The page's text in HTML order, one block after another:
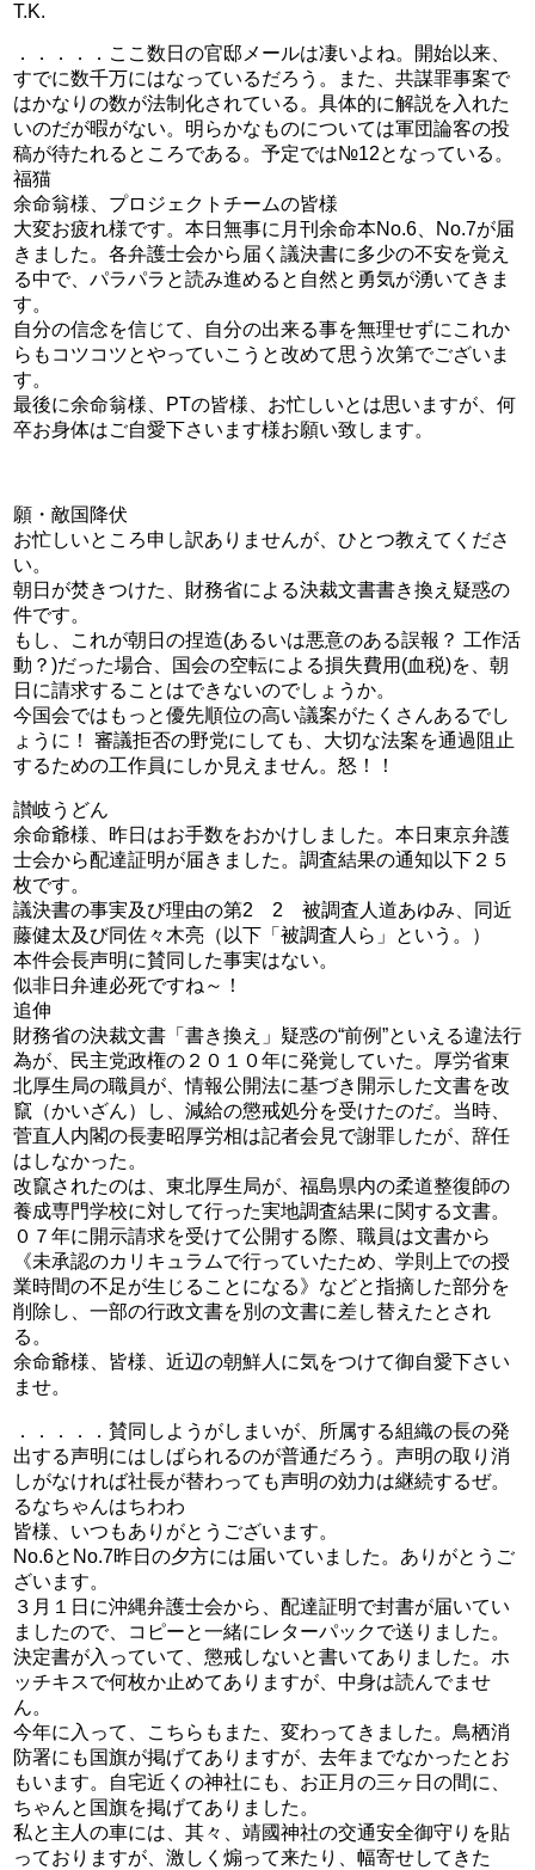
T.K.
．．．．．ここ数日の官邸メールは凄いよね。開始以来、
すでに数千万にはなっているだろう。また、共謀罪事案で
はかなりの数が法制化されている。具体的に解説を入れた
いのだが暇がない。明らかなものについては軍団論客の投
稿が待たれるところである。予定では№12となっている。
福猫
余命翁様、プロジェクトチームの皆様
大変お疲れ様です。本日無事に月刊余命本No.6、No.7が届
きました。各弁護士会から届く議決書に多少の不安を覚え
る中で、パラパラと読み進めると自然と勇気が湧いてきま
す。
自分の信念を信じて、自分の出来る事を無理せずにこれか
らもコツコツとやっていこうと改めて思う次第でございま
す。
最後に余命翁様、PTの皆様、お忙しいとは思いますが、何
卒お身体はご自愛下さいます様お願い致します。
願・敵国降伏
お忙しいところ申し訳ありませんが、ひとつ教えてくださ
い。
朝日が焚きつけた、財務省による決裁文書書き換え疑惑の
件です。
もし、これが朝日の捏造(あるいは悪意のある誤報？ 工作活
動？)だった場合、国会の空転による損失費用(血税)を、朝
日に請求することはできないのでしょうか。
今国会ではもっと優先順位の高い議案がたくさんあるでし
ょうに！ 審議拒否の野党にしても、大切な法案を通過阻止
するための工作員にしか見えません。怒！！
讃岐うどん
余命爺様、昨日はお手数をおかけしました。本日東京弁護
士会から配達証明が届きました。調査結果の通知以下２５
枚です。
議決書の事実及び理由の第2 2 被調査人道あゆみ、同近
藤健太及び同佐々木亮（以下「被調査人ら」という。）
本件会長声明に賛同した事実はない。
似非日弁連必死ですね～！
追伸
財務省の決裁文書「書き換え」疑惑の“前例”といえる違法行
為が、民主党政権の２０１０年に発覚していた。厚労省東
北厚生局の職員が、情報公開法に基づき開示した文書を改
竄（かいざん）し、減給の懲戒処分を受けたのだ。当時、
菅直人内閣の長妻昭厚労相は記者会見で謝罪したが、辞任
はしなかった。
改竄されたのは、東北厚生局が、福島県内の柔道整復師の
養成専門学校に対して行った実地調査結果に関する文書。
０７年に開示請求を受けて公開する際、職員は文書から
《未承認のカリキュラムで行っていたため、学則上での授
業時間の不足が生じることになる》などと指摘した部分を
削除し、一部の行政文書を別の文書に差し替えたとされ
る。
余命爺様、皆様、近辺の朝鮮人に気をつけて御自愛下さい
ませ。
．．．．．賛同しようがしまいが、所属する組織の長の発
出する声明にはしばられるのが普通だろう。声明の取り消
しがなければ社長が替わっても声明の効力は継続するぜ。
るなちゃんはちわわ
皆様、いつもありがとうございます。
No.6とNo.7昨日の夕方には届いていました。ありがとうご
ざいます。
３月１日に沖縄弁護士会から、配達証明で封書が届いてい
ましたので、コピーと一緒にレターパックで送りました。
決定書が入っていて、懲戒しないと書いてありました。ホ
ッチキスで何枚か止めてありますが、中身は読んでませ
ん。
今年に入って、こちらもまた、変わってきました。鳥栖消
防署にも国旗が掲げてありますが、去年までなかったとお
もいます。自宅近くの神社にも、お正月の三ヶ日の間に、
ちゃんと国旗を掲げてありました。
私と主人の車には、其々、靖國神社の交通安全御守りを貼
っておりますが、激しく煽って来たり、幅寄せしてきた